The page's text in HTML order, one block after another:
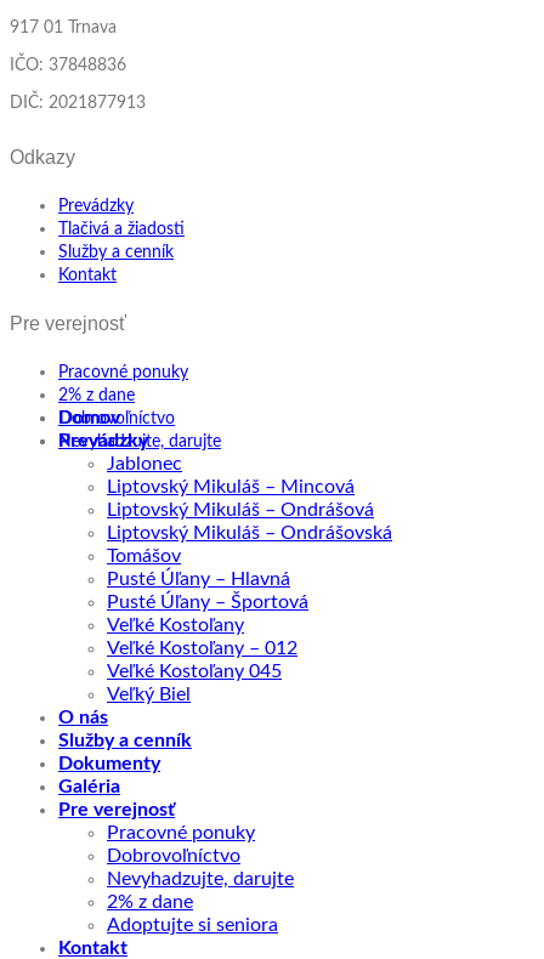
917 01 Trnava
IČO: 37848836
DIČ: 2021877913
Odkazy
Prevádzky
Tlačivá a žiadosti
Služby a cenník
Kontakt
Pre verejnosť
Pracovné ponuky
2% z dane
Dobrovoľníctvo
Nevyhadzujte, darujte
Domov
Prevádzky
Jablonec
Liptovský Mikuláš – Mincová
Liptovský Mikuláš – Ondrášová
Liptovský Mikuláš – Ondrášovská
Tomášov
Pusté Úľany – Hlavná
Pusté Úľany – Športová
Veľké Kostoľany
Veľké Kostoľany – 012
Veľké Kostoľany 045
Veľký Biel
O nás
Služby a cenník
Dokumenty
Galéria
Pre verejnosť
Pracovné ponuky
Dobrovoľníctvo
Nevyhadzujte, darujte
2% z dane
Adoptujte si seniora
Kontakt